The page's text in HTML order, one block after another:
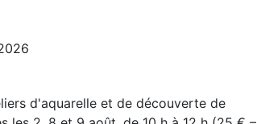
d'aquarelle et de découverte de